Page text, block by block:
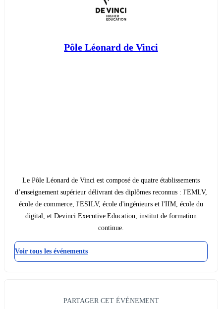
Pôle Léonard de Vinci
Le Pôle Léonard de Vinci est composé de quatre établissements
d’enseignement supérieur délivrant des diplômes reconnus : l'EMLV,
école de commerce, l'ESILV, école d'ingénieurs et l'IIM, école du
digital, et Devinci Executive Education, institut de formation
continue.
Voir tous les événements
PARTAGER CET ÉVÉNEMENT